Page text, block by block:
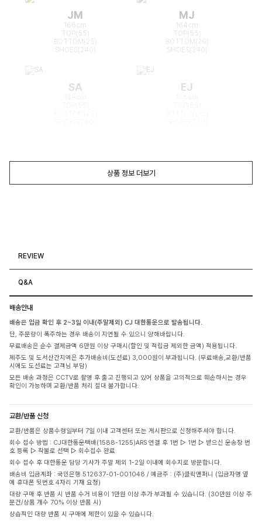
JM
166cm
TOP(55)
BOTTOM(25)
MJ
164cm
TOP(55)
BOTTOM(26)
SA EJ
상품 정보 더보기
REVIEW
Q&A
배송안내
배송은 입금 확인 후 2~3일 이내(주말제외) CJ 대한통운으로 발송됩니다.
단, 주문량이 폭주하는 경우 배송이 지연될 수 있으니 양해바랍니다.
무료배송은 순수 결제금액 6만원 이상 구매시(할인 및 적립금 제외한 금액) 적용됩니다.
제주도 및 도서산간지역은 추가배송비(도선료) 3,000원이 부과됩니다. (무료배송,교환/반품
시에도 도선료는 고객님 부담)
모든 배송 과정은 CCTV로 촬영 후 출고 진행되고 있어 상품을 고의적으로 훼손하시는 경우
확인이 가능하며 교환/반품 처리 절대 불가합니다.
교환/반품 신청
교환/반품은 상품수령일부터 7일 이내 고객센터 또는 게시판으로 신청해주셔야 합니다.
회수 접수 방법 : CJ대한통운택배(1588-1255)ARS 연결 후 1번 ▷ 1번 ▷ 받으신 운송장 번
호 등록 ▷ 착불로 선택 ▷ 회수접수 완료
회수 접수 후 대한통운 담당 기사가 주말 제외 1-2일 이내에 회수지로 방문합니다.
배송비 입금계좌 : 국민은행 512637-01-001048 / 예금주 : (주)클릭앤퍼니 (입금자명 옆
에 휴대폰 뒷번호 4자리 기재 요청)
대량 구매 후 반품 시 반품 수거 비용이 1만원 이상 추가 부과될 수 있습니다. (30만원 이상 주
문건/상품 개수 70% 이상 반품 시)
상습적인 대량 반품 시 구매에 제한이 있을 수 있습니다.